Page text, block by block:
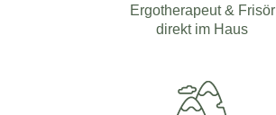
Ergotherapeut & Frisör
direkt im Haus